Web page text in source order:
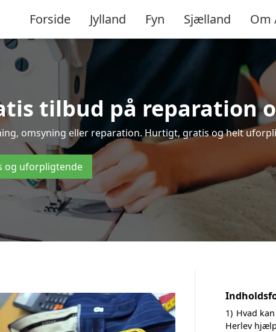
Forside Jylland Fyn Sjælland Om
tilbud på reparation
omsyning eller reparation. Hurtigt, gratis og helt
og uforpligtende
1) Hvad
Herlev